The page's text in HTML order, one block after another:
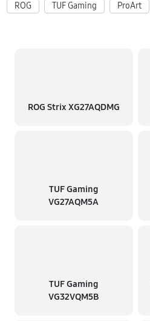
ROG TUF Gaming ProArt
ROG Strix XG27AQDMG
TUF Gaming
VG27AQM5A
TUF Gaming
VG32VQM5B